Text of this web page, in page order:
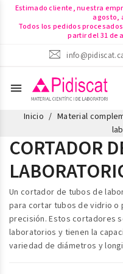
Estimado cliente, nuestra
agosto,
Todos los pedidos
partir del 31 de
menu
Inicio Material
CORTADOR
Un cortador de tubos de
para cortar tubos de vidrio o
precisión. Estos cortadores
laboratorios y tienen la
variedad de diámetros y